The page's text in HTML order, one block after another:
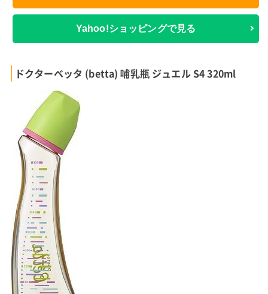
Yahoo!ショッピングで見る
ドクターベッタ (betta) 哺乳瓶 ジュエル S4 320ml